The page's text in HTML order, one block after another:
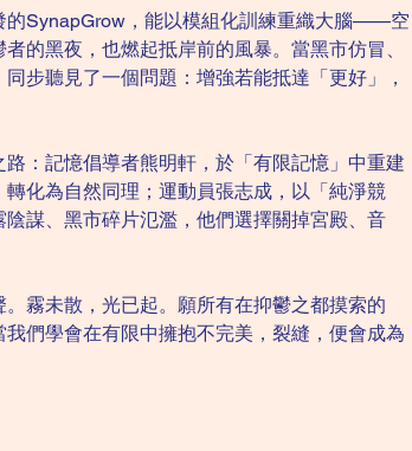
的SynapGrow，能以模組化訓練重織大腦——空
的黑夜，也燃起抵岸前的風暴。當黑市仿冒、
步聽見了一個問題：增強若能抵達「更好」，
：記憶倡導者熊明軒，於「有限記憶」中重建
化為自然同理；運動員張志成，以「純淨競
謀、黑市碎片氾濫，他們選擇關掉宮殿、音
霧未散，光已起。願所有在抑鬱之都摸索的
們學會在有限中擁抱不完美，裂縫，便會成為